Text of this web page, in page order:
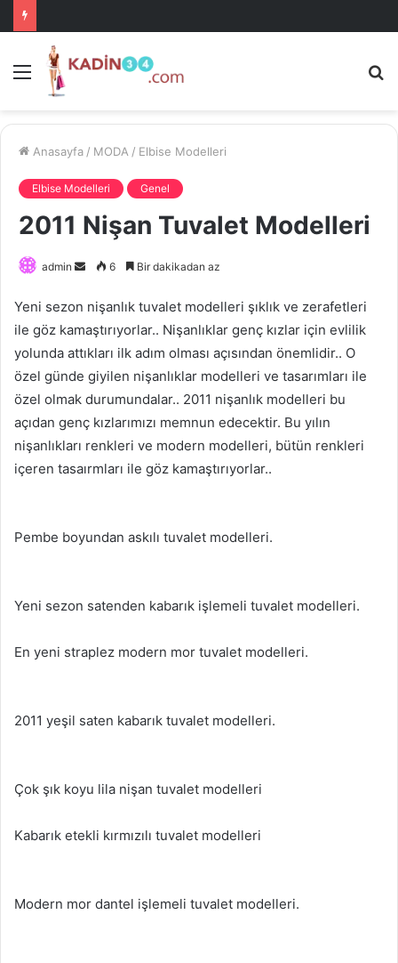
Menü
Anasayfa / MODA / Elbise Modelleri
Elbise Modelleri Genel
2011 Nişan Tuvalet Modelleri
admin
Bir
posta
göndermek
6 Bir dakikadan az
Yeni sezon nişanlık tuvalet modelleri şıklık ve zerafetleri
ile göz kamaştırıyorlar.. Nişanlıklar genç kızlar için evlilik
yolunda attıkları ilk adım olması açısından önemlidir.. O
özel günde giyilen nişanlıklar modelleri ve tasarımları ile
özel olmak durumundalar.. 2011 nişanlık modelleri bu
açıdan genç kızlarımızı memnun edecektir. Bu yılın
nişanlıkları renkleri ve modern modelleri, bütün renkleri
içeren tasaırmları ile göz kamaştırıyorlar..
Pembe boyundan askılı tuvalet modelleri.
Yeni sezon satenden kabarık işlemeli tuvalet modelleri.
En yeni straplez modern mor tuvalet modelleri.
2011 yeşil saten kabarık tuvalet modelleri.
Çok şık koyu lila nişan tuvalet modelleri
Kabarık etekli kırmızılı tuvalet modelleri
Modern mor dantel işlemeli tuvalet modelleri.